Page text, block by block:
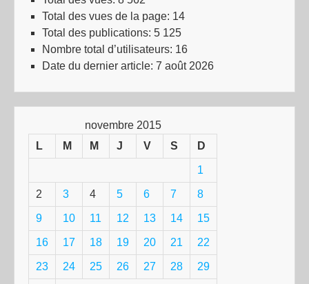
Total des vues de la page: 14
Total des publications: 5 125
Nombre total d’utilisateurs: 16
Date du dernier article: 7 août 2026
novembre 2015
L
M M J V S D
1
2 3 4 5 6 7 8
9 10 11 12 13 14 15
16 17 18 19 20 21 22
23 24 25 26 27 28 29